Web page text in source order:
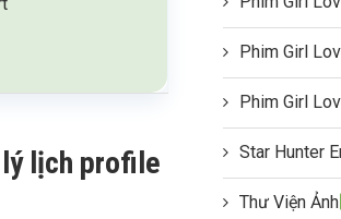
lý lịch profile
Phim Girl
Phim Girl
Star Hunter
Thư Viện Ảnh